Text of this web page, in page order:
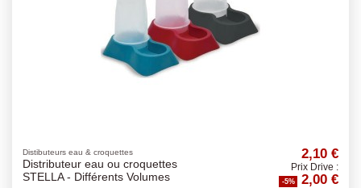
Distibuteurs eau & croquettes
Distributeur eau ou croquettes
STELLA - Différents Volumes
2,10 €
Prix Drive :
-5% 2,00 €